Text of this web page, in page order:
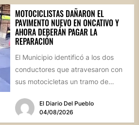
MOTOCICLISTAS DAÑARON EL
PAVIMENTO NUEVO EN ONCATIVO Y
AHORA DEBERÁN PAGAR LA
REPARACIÓN
El Municipio identificó a los dos
conductores que atravesaron con
sus motocicletas un tramo de
calle...
El Diario Del Pueblo
04/08/2026